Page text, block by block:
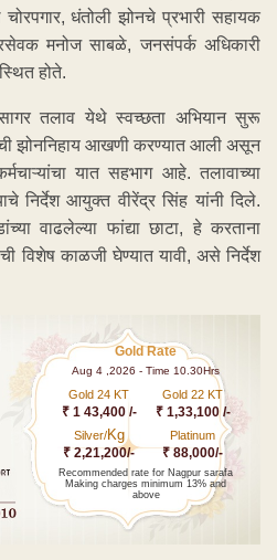
चोरपगार, धंतोली झोनचे प्रभारी सहायक
मनोज साबळे, जनसंपर्क अधिकारी
होते.
तलाव येथे स्वच्छता अभियान सुरू
झोननिहाय आखणी करण्यात आली असून
यात सहभाग आहे. तलावाच्या
निर्देश आयुक्त वीरेंद्र सिंह यांनी दिले.
वाढलेल्या फांद्या छाटा, हे करताना
विशेष काळजी घेण्यात यावी, असे निर्देश
Gold Rate
Aug 4 ,2026 - Time 10.30Hrs
Gold 24 KT
₹ 1 43,400 /-
Gold 22 KT
₹ 1,33,100 /-
Silver/Kg
₹ 2,21,200/-
Platinum
₹ 88,000/-
Recommended rate for Nagpur sarafa
Making charges minimum 13% and
above